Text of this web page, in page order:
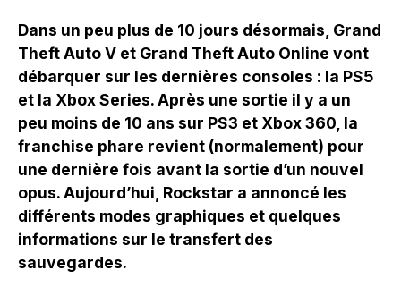
Dans un peu plus de 10 jours désormais, Grand
Theft Auto V et Grand Theft Auto Online vont
débarquer sur les dernières consoles : la PS5
et la Xbox Series. Après une sortie il y a un
peu moins de 10 ans sur PS3 et Xbox 360, la
franchise phare revient (normalement) pour
une dernière fois avant la sortie d’un nouvel
opus. Aujourd’hui, Rockstar a annoncé les
différents modes graphiques et quelques
informations sur le transfert des
sauvegardes.